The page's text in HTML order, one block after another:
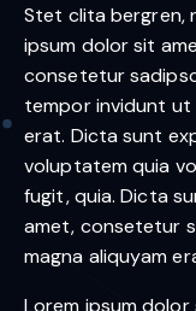
Stet clita bergren,
ipsum dolor sit
consetetur
tempor invidunt ut
erat. Dicta sunt
voluptatem quia
fugit, quia. Dicta
amet, consetetur
magna aliquyam
Lorem ipsum